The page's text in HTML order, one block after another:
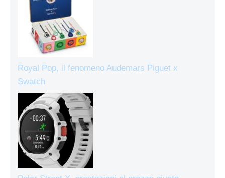
Royal Pop, il fenomeno Audemars Piguet x
Swatch